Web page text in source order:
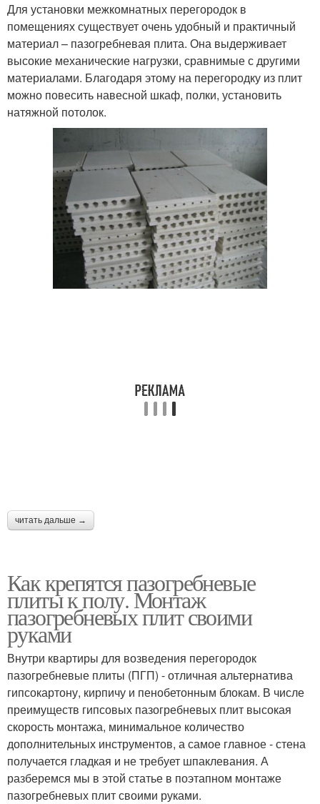
Для установки межкомнатных перегородок в
помещениях существует очень удобный и практичный
материал – пазогребневая плита. Она выдерживает
высокие механические нагрузки, сравнимые с другими
материалами. Благодаря этому на перегородку из плит
можно повесить навесной шкаф, полки, установить
натяжной потолок.
читать дальше →
Как крепятся пазогребневые
плиты к полу. Монтаж
пазогребневых плит своими
руками
Внутри квартиры для возведения перегородок
пазогребневые плиты (ПГП) - отличная альтернатива
гипсокартону, кирпичу и пенобетонным блокам. В числе
преимуществ гипсовых пазогребневых плит высокая
скорость монтажа, минимальное количество
дополнительных инструментов, а самое главное - стена
получается гладкая и не требует шпаклевания. А
разберемся мы в этой статье в поэтапном монтаже
пазогребневых плит своими руками.